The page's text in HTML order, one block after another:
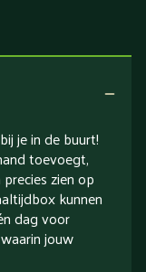
je in de buurt!
toevoegt,
zien op
kunnen
dag voor
jouw